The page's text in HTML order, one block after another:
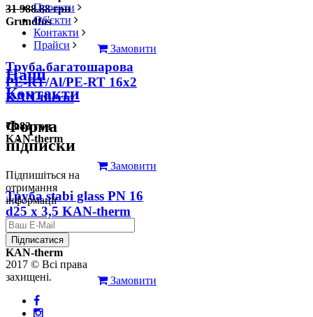
31 988.88 грн
Grundfos
Замовити
Труба багатошарова
PE-RT/Al/PE-RT 16x2
KAN-therm
78.83 грн
KAN-therm
Замовити
Труба stabi glass PN 16
d25 х 3,5 KAN-therm
126.31 грн
KAN-therm
Замовити
Проекти
Об'єкти
Контакти
Прайси
Наші
Контакти
Форма
підписки
Підпишіться на
отримання
інформації
Підписатися
2017 © Всі права
захищені.